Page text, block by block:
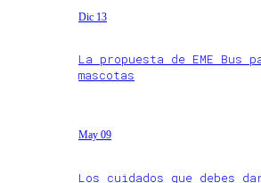
Dic 13
La propuesta de EME Bus
mascotas
May 09
Los cuidados que debes